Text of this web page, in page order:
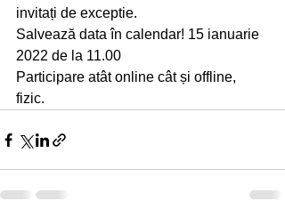
invitați de exceptie.
Salvează data în calendar! 15 ianuarie
2022 de la 11.00
Participare atât online cât și offline,
fizic.